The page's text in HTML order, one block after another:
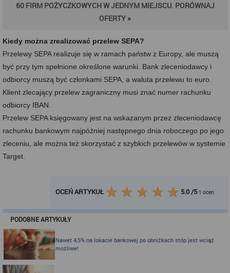
60 FIRM POŻYCZKOWYCH W JEDNYM MIEJSCU. PORÓWNAJ
OFERTY »
Kiedy można zrealizować przelew SEPA?
Przelewy SEPA realizuje się w ramach państw z Europy, ale muszą
być przy tym spełnione określone warunki. Bank zleceniodawcy i
odbiorcy muszą być członkami SEPA, a waluta przelewu to euro.
Klient zlecający przelew zagraniczny musi znać numer rachunku
odbiorcy IBAN.
Przelew SEPA księgowany jest na wskazanym przez zleceniodawcę
rachunku bankowym najpóźniej następnego dnia roboczego po jego
zleceniu, ale można też skorzystać z szybkich przelewów w systemie
Target.
OCEŃ ARTYKUŁ 5.0/5 1 ocen
PODOBNE ARTYKUŁY
Nawet 4,5% na lokacie bankowej po obniżkach stóp jest wciąż
możliwe!